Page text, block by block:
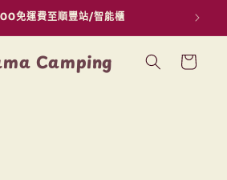
免運費至順豐站/智能櫃
Camping
物